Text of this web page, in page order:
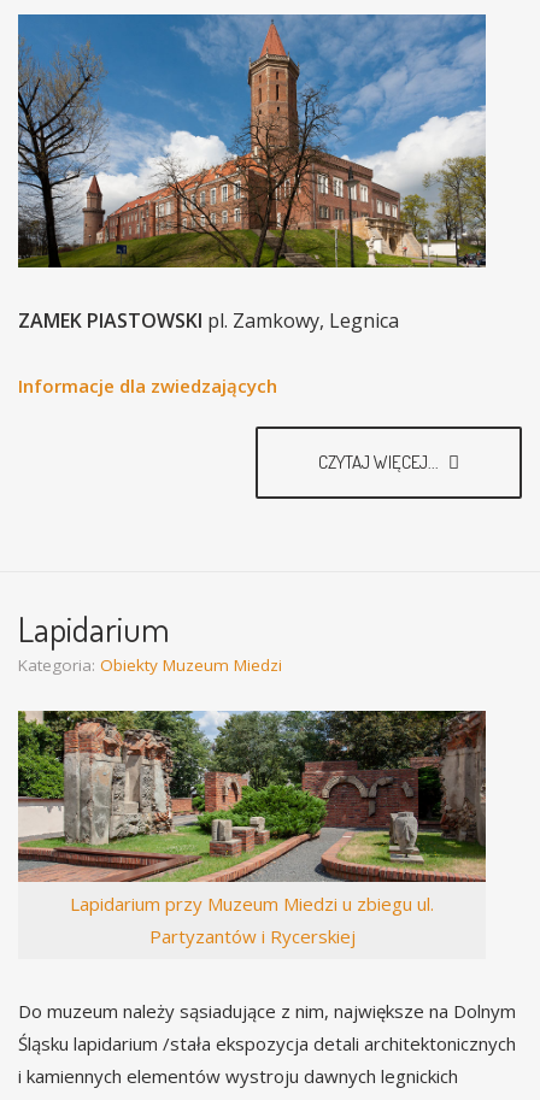
ZAMEK PIASTOWSKI pl. Zamkowy, Legnica
Informacje dla zwiedzających
CZYTAJ WIĘCEJ...
Lapidarium
Kategoria: Obiekty Muzeum Miedzi
Lapidarium przy Muzeum Miedzi u zbiegu ul.
Partyzantów i Rycerskiej
Do muzeum należy sąsiadujące z nim, największe na Dolnym
Śląsku lapidarium /stała ekspozycja detali architektonicznych
i kamiennych elementów wystroju dawnych legnickich